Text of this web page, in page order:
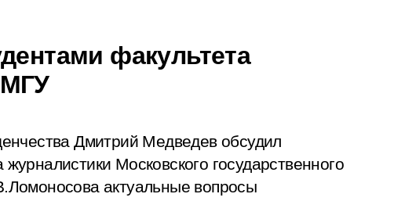
факультета
Дмитрий Медведев обсудил
Московского государственного
актуальные вопросы